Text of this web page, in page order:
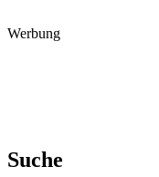
Werbung
Suche